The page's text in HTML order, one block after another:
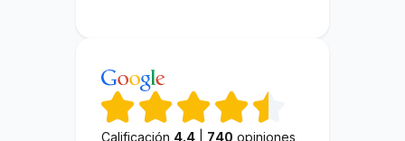
Calificación 4.4 740 opiniones